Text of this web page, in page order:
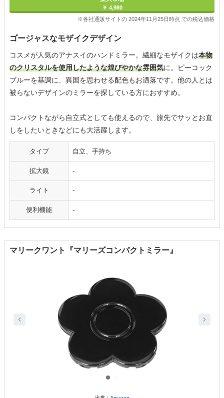
￥ 4,980
※各社通販サイトの 2024年11月25日時点 での税込価格
ゴージャスなモザイクデザイン
コスメが人気のアナスイのハンドミラー。繊細なモザイクは本物
のクリスタルを使用したような煌びやかな雰囲気に。ピーコック
ブルーを基調に、異国を思わせる配色もお洒落です。他の人とは
被らないデザインのミラーを探している方におすすめ。
コンパクトながら自立式としても使えるので、旅先でサッとお直
しをしたいときなどにも大活躍します。
タイプ 自立、手持ち
拡大鏡 -
ライト -
便利機能 -
マリークワント『マリーズコンパクトミラー』